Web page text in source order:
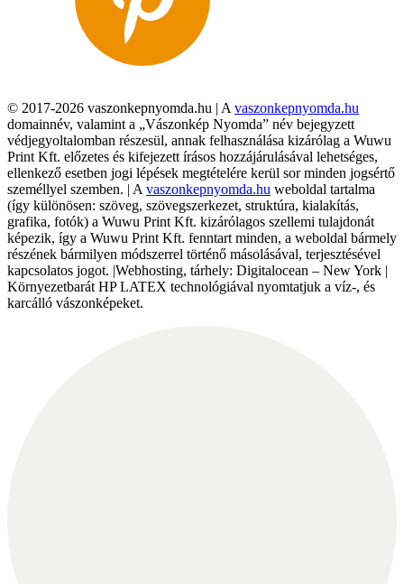
© 2017-2026 vaszonkepnyomda.hu | A vaszonkepnyomda.hu
domainnév, valamint a „Vászonkép Nyomda” név bejegyzett
védjegyoltalomban részesül, annak felhasználása kizárólag a Wuwu
Print Kft. előzetes és kifejezett írásos hozzájárulásával lehetséges,
ellenkező esetben jogi lépések megtételére kerül sor minden jogsértő
személlyel szemben. | A vaszonkepnyomda.hu weboldal tartalma
(így különösen: szöveg, szövegszerkezet, struktúra, kialakítás,
grafika, fotók) a Wuwu Print Kft. kizárólagos szellemi tulajdonát
képezik, így a Wuwu Print Kft. fenntart minden, a weboldal bármely
részének bármilyen módszerrel történő másolásával, terjesztésével
kapcsolatos jogot. |Webhosting, tárhely: Digitalocean – New York |
Környezetbarát HP LATEX technológiával nyomtatjuk a víz-, és
karcálló vászonképeket.